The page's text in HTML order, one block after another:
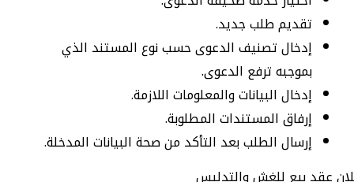
تقديم طلب جديد.
إدخال تصنيف الدعوى حسب نوع المستند الذي
بموجبه ترفع الدعوى.
إدخال البيانات والمعلومات اللازمة.
إرفاق المستندات المطلوبة.
إرسال الطلب بعد التأكد من صحة البيانات المدخلة.